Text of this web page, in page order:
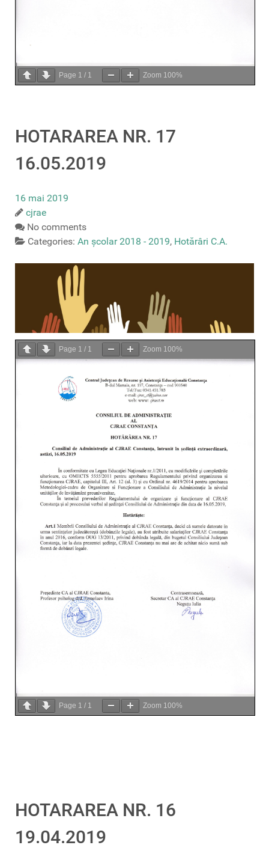
Page 1 / 1 Zoom 100%
HOTARAREA NR. 17
16.05.2019
16 mai 2019
cjrae
No comments
Categories: An școlar 2018 - 2019, Hotărâri C.A.
Page 1 / 1 Zoom 100%
Page 1 / 1 Zoom 100%
HOTARAREA NR. 16
19.04.2019